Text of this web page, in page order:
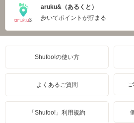
aruku&（あるくと）
歩いてポイントが貯まる
Shufoo!の使い方
よくあるご質問
「Shufoo!」利用規約